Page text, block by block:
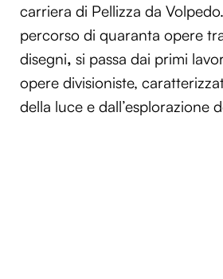
carriera di Pellizza da
percorso di quaranta opere
disegni, si passa dai primi
opere divisioniste,
della luce e dall’esplorazione